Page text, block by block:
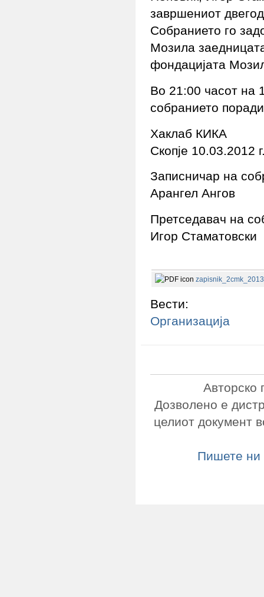
завршениот
Собранието го
Мозила
фондацијата
Во 21:00 часот на
собранието
Хаклаб КИКА
Скопје 10.03.2012
Записничар на
Арангел Ангов
Претседавач на
Игор Стаматовски
Вести:
Организација
Авторско
Дозволено е
целиот документ
Пишете ни